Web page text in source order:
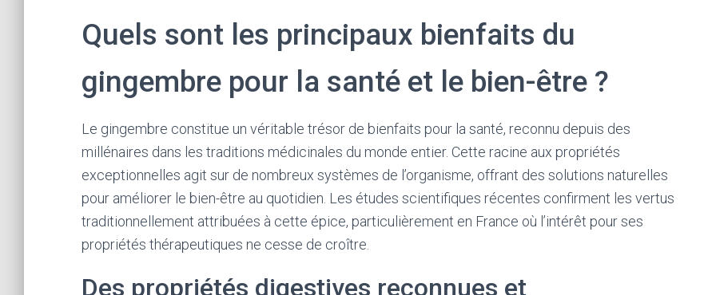
Quels sont les principaux bienfaits du
gingembre pour la santé et le bien-être ?
Le gingembre constitue un véritable trésor de bienfaits pour la santé, reconnu depuis des
millénaires dans les traditions médicinales du monde entier. Cette racine aux propriétés
exceptionnelles agit sur de nombreux systèmes de l’organisme, offrant des solutions naturelles
pour améliorer le bien-être au quotidien. Les études scientifiques récentes confirment les vertus
traditionnellement attribuées à cette épice, particulièrement en France où l’intérêt pour ses
propriétés thérapeutiques ne cesse de croître.
Des propriétés digestives reconnues et